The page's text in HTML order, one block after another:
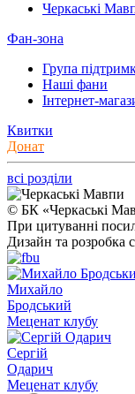
Черкаські
Фан-зона
Група
Наші фани
Інтернет-
Квитки
Донат
всі розділи
© БК «Черкаські
При цитуванні
Дизайн та розробка
Михайло
Бродський
Меценат клубу
Сергій
Одарич
Меценат клубу